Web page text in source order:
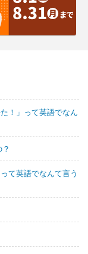
！」って英語でなん
て英語でなんて言う